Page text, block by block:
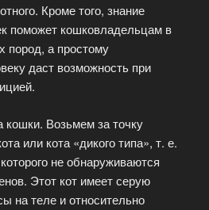
Кроме того, знание
поможет кошковладельцам в
пород, а простому
даст возможность при
кошки. Возьмем за точку
или кота «дикого типа», т. е.
не обнаруживаются
Этот кот имеет серую
на теле и относительно